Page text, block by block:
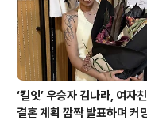
‘킬잇’ 우승자 김나라, 여자
결혼 계획 깜짝 발표하며 커